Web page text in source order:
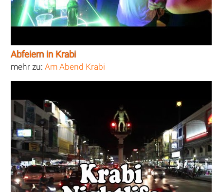
Abfeiern in Krabi
mehr zu:Am Abend Krabi